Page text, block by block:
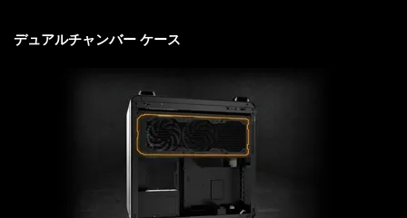
デュアルチャンバー ケース